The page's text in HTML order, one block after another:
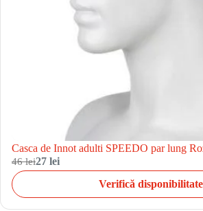
Casca de Innot adulti SPEEDO par lung
46 lei27 lei
Verifică